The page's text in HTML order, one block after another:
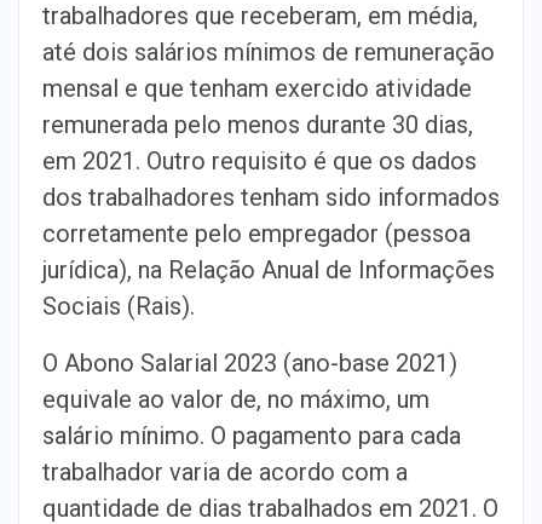
trabalhadores que receberam, em média,
até dois salários mínimos de remuneração
mensal e que tenham exercido atividade
remunerada pelo menos durante 30 dias,
em 2021. Outro requisito é que os dados
dos trabalhadores tenham sido informados
corretamente pelo empregador (pessoa
jurídica), na Relação Anual de Informações
Sociais (Rais).
O Abono Salarial 2023 (ano-base 2021)
equivale ao valor de, no máximo, um
salário mínimo. O pagamento para cada
trabalhador varia de acordo com a
quantidade de dias trabalhados em 2021. O